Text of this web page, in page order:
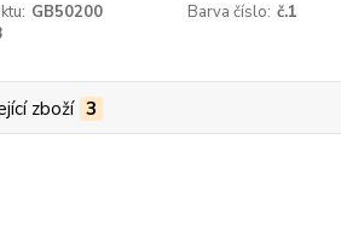
GB50200 Barva číslo: č.1
zboží 3